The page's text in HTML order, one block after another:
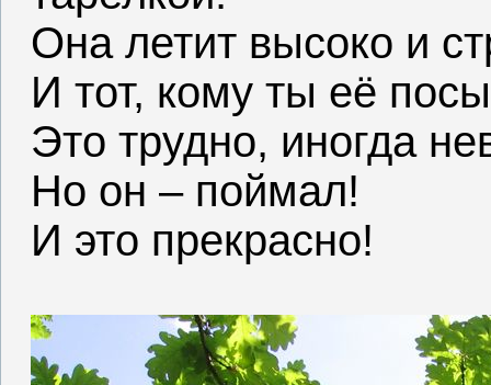
Она летит высоко и
И тот, кому ты её
Это трудно, иногда
Но он – поймал!
И это прекрасно!